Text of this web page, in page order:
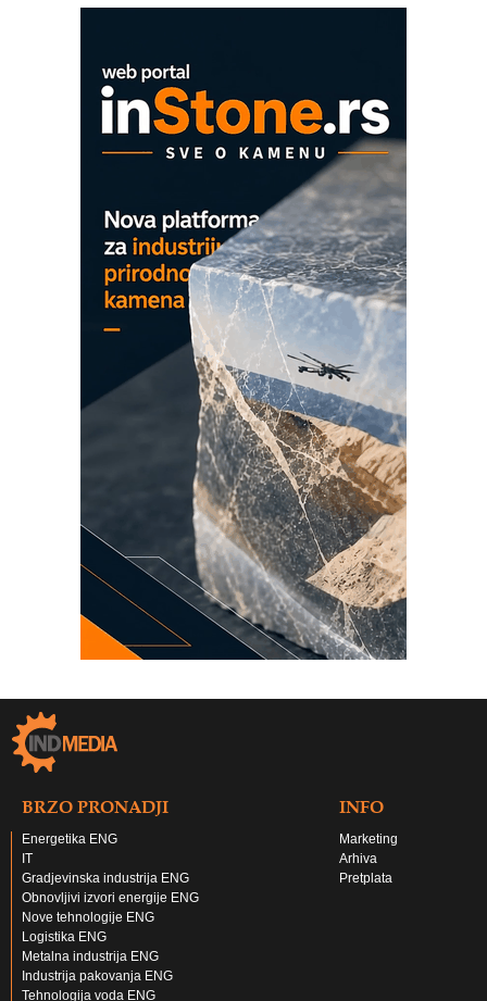
BRZO PRONADJI
Energetika ENG
IT
Gradjevinska industrija ENG
Obnovljivi izvori energije ENG
Nove tehnologije ENG
Logistika ENG
Metalna industrija ENG
Industrija pakovanja ENG
Tehnologija voda ENG
INFO
Marketing
Arhiva
Pretplata